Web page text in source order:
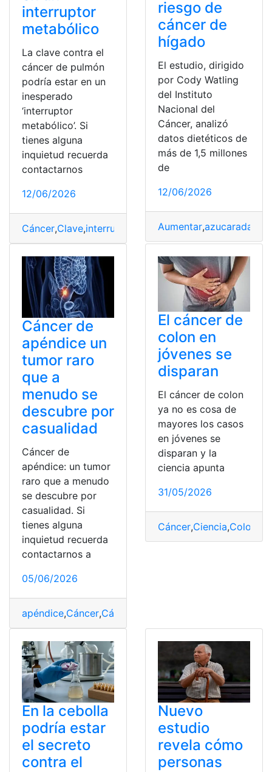
interruptor
metabólico
La clave contra el
cáncer de pulmón
podría estar en un
inesperado
‘interruptor
metabólico’. Si
tienes alguna
inquietud recuerda
contactarnos
12/06/2026
Cáncer,Clave,interruptor Metabólico,pulmón
riesgo de
cáncer de
hígado
El estudio, dirigido
por Cody Watling
del Instituto
Nacional del
Cáncer, analizó
datos dietéticos de
más de 1,5 millones
de
12/06/2026
Aumentar,azucaradas
Cáncer de
apéndice un
tumor raro
que a
menudo se
descubre por
casualidad
Cáncer de
apéndice: un tumor
raro que a menudo
se descubre por
casualidad. Si
tienes alguna
inquietud recuerda
contactarnos a
05/06/2026
apéndice,Cáncer,Cáncer de apéndice
El cáncer de
colon en
jóvenes se
disparan
El cáncer de colon
ya no es cosa de
mayores los casos
en jóvenes se
disparan y la
ciencia apunta
31/05/2026
Cáncer,Ciencia,Colon
En la cebolla
podría estar
el secreto
contra el
Nuevo
estudio
revela cómo
personas